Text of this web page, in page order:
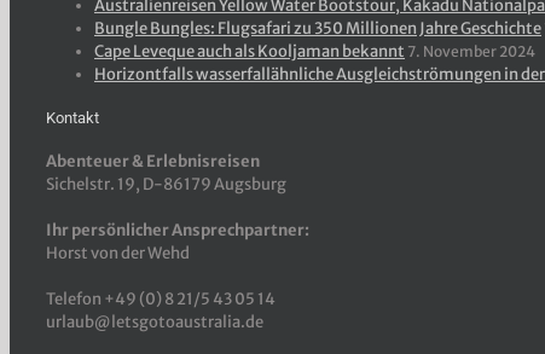
Australienreisen Yellow Water Bootstour, Kakadu
Bungle Bungles: Flugsafari zu 350 Millionen Jahre Geschichte
Cape Leveque auch als Kooljaman bekannt 7. November 2024
Horizontfalls wasserfallähnliche Ausgleichströmungen in
Kontakt
Abenteuer & Erlebnisreisen
Sichelstr. 19, D-86179 Augsburg
Ihr persönlicher Ansprechpartner:
Horst von der Wehd
Telefon +49 (0) 8 21/5 43 05 14
urlaub@letsgotoaustralia.de